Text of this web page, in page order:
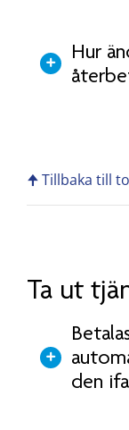
Hur
🠉 Tillbaka till
Ta ut
den